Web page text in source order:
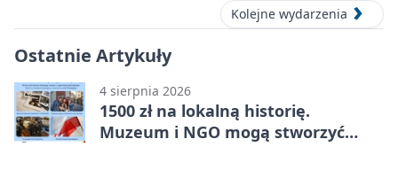
Kolejne wydarzenia
Ostatnie Artykuły
4 sierpnia 2026
1500 zł na lokalną historię.
Muzeum i NGO mogą stworzyć